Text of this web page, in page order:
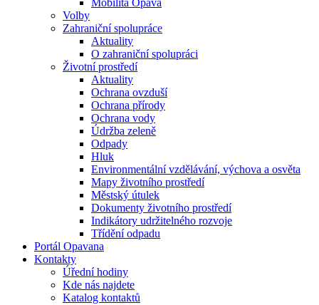
Mobilita Opava
Volby
Zahraniční spolupráce
Aktuality
O zahraniční spolupráci
Životní prostředí
Aktuality
Ochrana ovzduší
Ochrana přírody
Ochrana vody
Údržba zeleně
Odpady
Hluk
Environmentální vzdělávání, výchova a osvěta
Mapy životního prostředí
Městský útulek
Dokumenty životního prostředí
Indikátory udržitelného rozvoje
Třídění odpadu
Portál Opavana
Kontakty
Úřední hodiny
Kde nás najdete
Katalog kontaktů